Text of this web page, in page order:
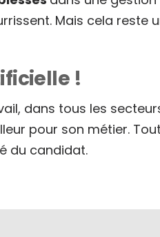
Mais cela reste
!
dans tous les
pour son métier.
du candidat.